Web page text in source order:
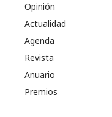
Opinión
Actualidad
Agenda
Revista
Anuario
Premios